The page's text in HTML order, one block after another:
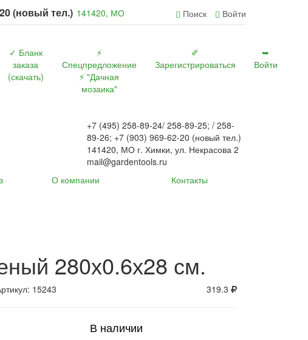
(новый тел.) 141420, МО
Поиск Войти
✓ Бланк
заказа
(скачать)
⚡
Спецпредложение
⚡ "Дачная
мозаика"
✐
Зарегистрироваться
➥
Войти
+7 (495) 258-89-24/ 258-89-25; / 258-
89-26; +7 (903) 969-62-20 (новый тел.)
141420, МО г. Химки, ул. Некрасова 2
mail@gardentools.ru
О компании Контакты
280х0.6х28 см.
15243 319.3
В наличии